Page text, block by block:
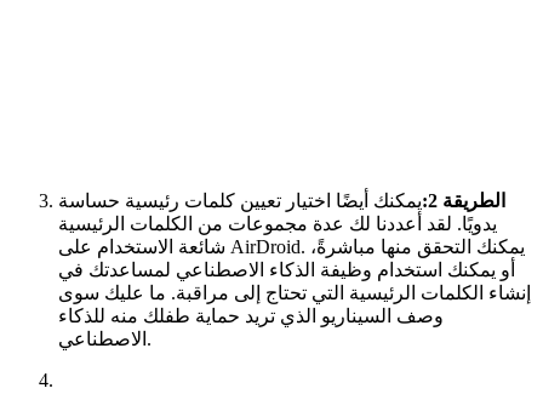
الطريقة 2:
يمكنك أيضًا اختيار تعيين كلمات رئيسية حساسة
يدويًا. لقد أعددنا لك عدة مجموعات من الكلمات الرئيسية
شائعة الاستخدام على AirDroid. يمكنك التحقق منها مباشرةً،
أو يمكنك استخدام وظيفة الذكاء الاصطناعي لمساعدتك في
إنشاء الكلمات الرئيسية التي تحتاج إلى مراقبة. ما عليك سوى
وصف السيناريو الذي تريد حماية طفلك منه للذكاء
الاصطناعي.